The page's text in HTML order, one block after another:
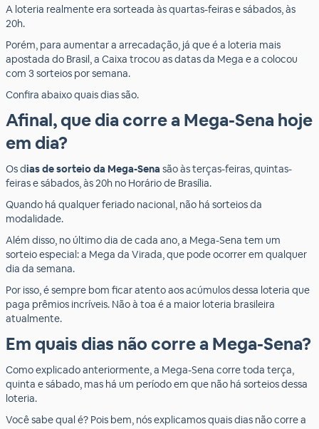
A loteria realmente era sorteada às quartas-feiras e sábados, às
20h.
Porém, para aumentar a arrecadação, já que é a loteria mais
apostada do Brasil, a Caixa trocou as datas da Mega e a colocou
com 3 sorteios por semana.
Confira abaixo quais dias são.
Afinal, que dia corre a Mega-Sena hoje
em dia?
Os dias de sorteio da Mega-Sena são às terças-feiras, quintas-
feiras e sábados, às 20h no Horário de Brasília.
Quando há qualquer feriado nacional, não há sorteios da
modalidade.
Além disso, no último dia de cada ano, a Mega-Sena tem um
sorteio especial: a Mega da Virada, que pode ocorrer em qualquer
dia da semana.
Por isso, é sempre bom ficar atento aos acúmulos dessa loteria que
paga prêmios incríveis. Não à toa é a maior loteria brasileira
atualmente.
Em quais dias não corre a Mega-Sena?
Como explicado anteriormente, a Mega-Sena corre toda terça,
quinta e sábado, mas há um período em que não há sorteios dessa
loteria.
Você sabe qual é? Pois bem, nós explicamos quais dias não corre a